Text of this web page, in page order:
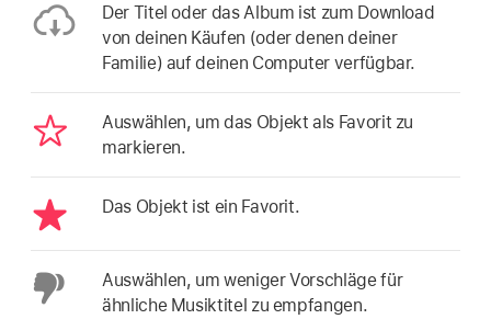
Der Titel oder das Album ist zum Download
von deinen Käufen (oder denen deiner
Familie) auf deinen Computer verfügbar.
Auswählen, um das Objekt als Favorit zu
markieren.
Das Objekt ist ein Favorit.
Auswählen, um weniger Vorschläge für
ähnliche Musiktitel zu empfangen.